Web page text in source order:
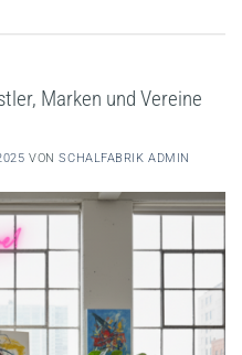
Marken und Vereine
VONSCHALFABRIK ADMIN